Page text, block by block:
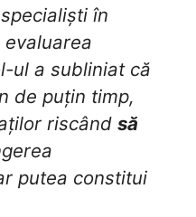
în
ul a subliniat că
de puțin timp,
riscând să
putea constitui